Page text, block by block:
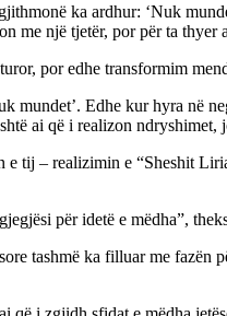
ka ardhur: ‘Nuk
me një tjetër, por për ta
por edhe transformim
mundet’. Edhe kur hyra në
ai që i realizon ndryshimet,
tij – realizimin e “Sheshit
për idetë e mëdha”,
tashmë ka filluar me